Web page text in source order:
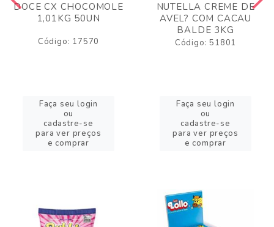
DOCE CX CHOCOMOLE
1,01KG 50UN
Código: 17570
Faça seu login
ou
cadastre-se
para ver preços
e comprar
NUTELLA CREME DE
AVEL? COM CACAU
BALDE 3KG
Código: 51801
Faça seu login
ou
cadastre-se
para ver preços
e comprar